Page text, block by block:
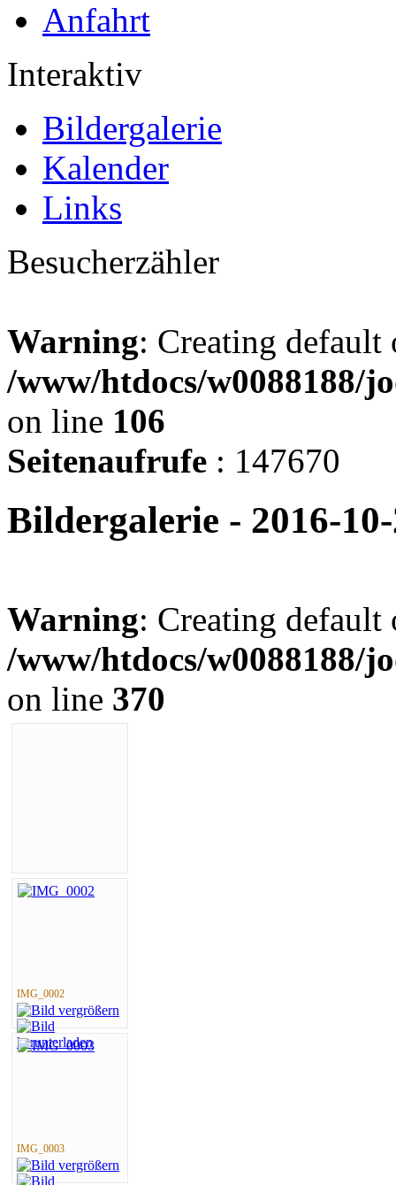
Anfahrt
Interaktiv
Bildergalerie
Kalender
Links
Besucherzähler
Warning: Creating
/www/htdocs/w0088188/
on line 106
Seitenaufrufe : 147670
Bildergalerie - 2016-
Warning: Creating
/www/htdocs/w0088188/
on line 370
IMG_0002
IMG_0003